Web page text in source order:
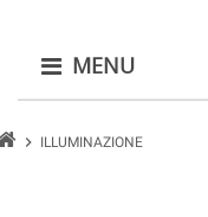
MENU
chevron_right ILLUMINAZIONE